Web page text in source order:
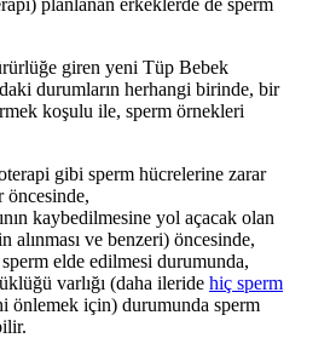
giren yeni Tüp Bebek
durumların herhangi birinde, bir
koşulu ile, sperm örnekleri
gibi sperm hücrelerine zarar
öncesinde,
kaybedilmesine yol açacak olan
alınması ve benzeri) öncesinde,
elde edilmesi durumunda,
varlığı (daha ileride hiç sperm
önlemek için) durumunda sperm